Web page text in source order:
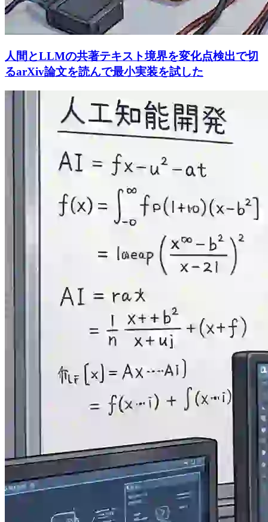
人間とLLMの共著テキスト境界を変化点検出で切
るarXiv論文を読んで最小実装を試した